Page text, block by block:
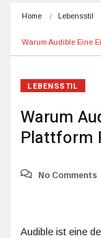
Home Lebensstil
Warum Audible Eine
LEBENSSTIL
Warum
Plattform
No Comments
Audible ist eine